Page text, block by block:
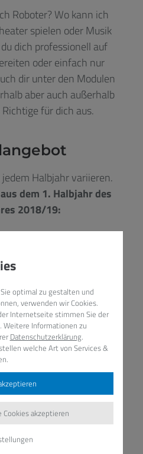
Roboter? Wo kann ich
spielen oder Musik
dich professionell auf
oder einfach nur
dir unter den Modulen
aber auch außerhalb
für dich aus.
Halbjahr variieren.
dem 1. Halbjahr des
2018/19:
Kreativität
(Chor)
Lise (Chor)
Atelier
Unterstufe
Plays
– Wir häkeln
anderen helfen
optimal zu gestalten und
verwenden wir Cookies.
Internetseite stimmen Sie der
Weitere Informationen zu
Datenschutzerklärung.
welche Art von Services &
Cookies akzeptieren